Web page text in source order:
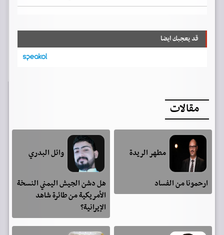
قد يعجبك ايضا
مقالات
مطهر الريدة
ارحمونا من الفساد
وائل البدري
هل دشن الجيش اليمني النسخة
الأمريكية من طائرة شاهد
الإيرانية؟